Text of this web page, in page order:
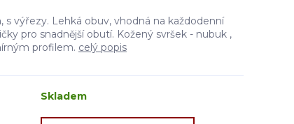
s výřezy. Lehká obuv, vhodná na každodenní
pro snadnější obutí. Kožený svršek - nubuk ,
profilem. celý popis
Skladem